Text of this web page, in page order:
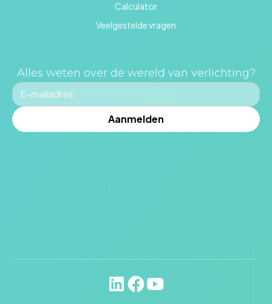
Calculator
Veelgestelde vragen
Alles weten over de wereld van verlichting?